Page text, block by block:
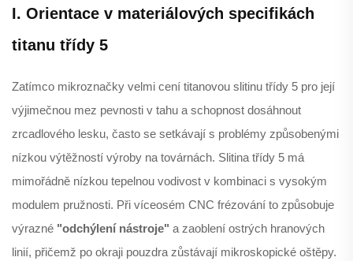
I. Orientace v materiálových specifikách
titanu třídy 5
Zatímco mikroznačky velmi cení titanovou slitinu třídy 5 pro její
výjimečnou mez pevnosti v tahu a schopnost dosáhnout
zrcadlového lesku, často se setkávají s problémy způsobenými
nízkou výtěžností výroby na továrnách. Slitina třídy 5 má
mimořádně nízkou tepelnou vodivost v kombinaci s vysokým
modulem pružnosti. Při víceosém CNC frézování to způsobuje
výrazné "odchýlení nástroje" a zaoblení ostrých hranových
linií, přičemž po okraji pouzdra zůstávají mikroskopické oštěpy.